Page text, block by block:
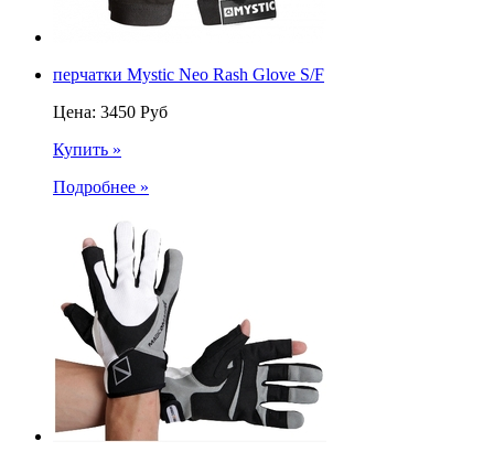
перчатки Mystic Neo Rash Glove S/F
Цена: 3450 Руб
Купить »
Подробнее »